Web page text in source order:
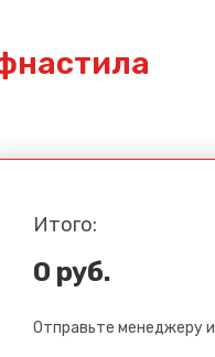
Итого:
0 руб.
Отправьте менеджеру